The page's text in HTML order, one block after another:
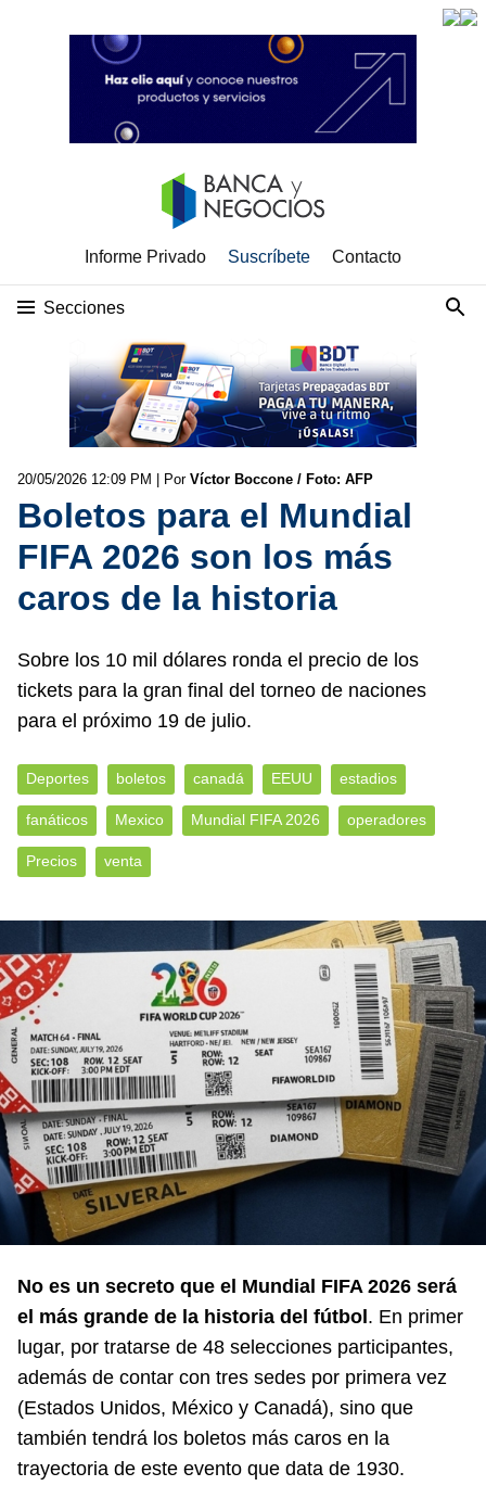
Informe Privado Suscríbete Contacto
Secciones
20/05/2026 12:09 PM | Por Víctor Boccone / Foto: AFP
Boletos para el Mundial
FIFA 2026 son los más
caros de la historia
Sobre los 10 mil dólares ronda el precio de los
tickets para la gran final del torneo de naciones
para el próximo 19 de julio.
Deportes boletos canadá EEUU estadios
fanáticos Mexico Mundial FIFA 2026 operadores
Precios venta
No es un secreto que el Mundial FIFA 2026 será
el más grande de la historia del fútbol. En primer
lugar, por tratarse de 48 selecciones participantes,
además de contar con tres sedes por primera vez
(Estados Unidos, México y Canadá), sino que
también tendrá los boletos más caros en la
trayectoria de este evento que data de 1930.